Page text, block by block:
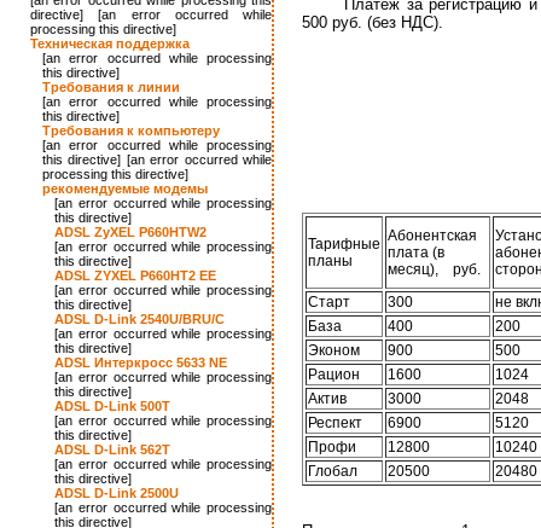
directive] [an error occurred while
processing this directive]
Техническая поддержка
[an error occurred while processing
this directive]
Требования к линии
[an error occurred while processing
this directive]
Требования к компьютеру
[an error occurred while processing
this directive] [an error occurred while
processing this directive]
рекомендуемые модемы
[an error occurred while processing
this directive]
ADSL ZyXEL P660HTW2
[an error occurred while processing
this directive]
ADSL ZYXEL P660HT2 EE
[an error occurred while processing
this directive]
ADSL D-Link 2540U/BRU/C
[an error occurred while processing
this directive]
ADSL Интеркросс 5633 NE
[an error occurred while processing
this directive]
ADSL D-Link 500T
[an error occurred while processing
this directive]
ADSL D-Link 562T
[an error occurred while processing
this directive]
ADSL D-Link 2500U
[an error occurred while processing
this directive]
Платеж за регистрацию
500 руб. (без НДС).
Тарифные
планы
Абонентская
плата (в
месяц), руб.
Старт
300
не
База
400
200
Эконом
900
500
Рацион
1600
1024
Актив
3000
2048
Респект
6900
5120
Профи
12800
10240
Глобал
20500 20480